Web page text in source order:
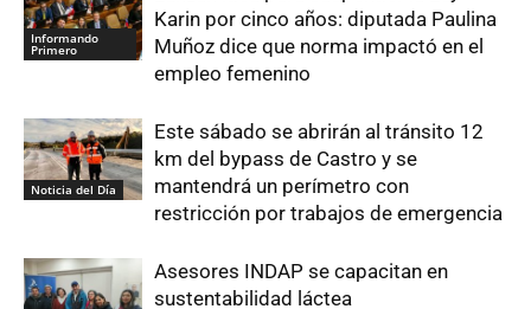
Informando
Primero
Karin por cinco años: diputada Paulina
Muñoz dice que norma impactó en el
empleo femenino
Noticia del Día
Este sábado se abrirán al tránsito 12
km del bypass de Castro y se
mantendrá un perímetro con
restricción por trabajos de emergencia
Asesores INDAP se capacitan en
sustentabilidad láctea